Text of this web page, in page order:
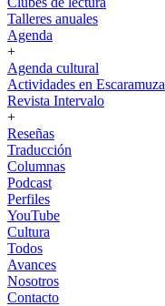
Talleres anuales
Agenda
+
Agenda cultural
Actividades en Escaramuza
Revista Intervalo
+
Reseñas
Traducción
Columnas
Podcast
Perfiles
YouTube
Cultura
Todos
Avances
Nosotros
Contacto